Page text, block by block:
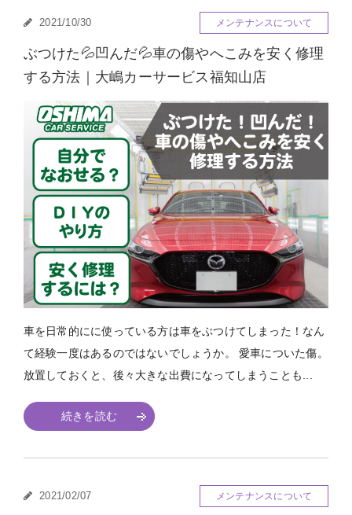
2021/10/30 メンテナンスについて
ぶつけた💦凹んだ💦車の傷やへこみを安く修理
する方法｜大嶋カーサービス福知山店
車を日常的にに使っている方は車をぶつけてしまった！なん
て経験一度はあるのではないでしょうか。 愛車についた傷。
放置しておくと、後々大きな出費になってしまうことも...
続きを読む
2021/02/07 メンテナンスについて